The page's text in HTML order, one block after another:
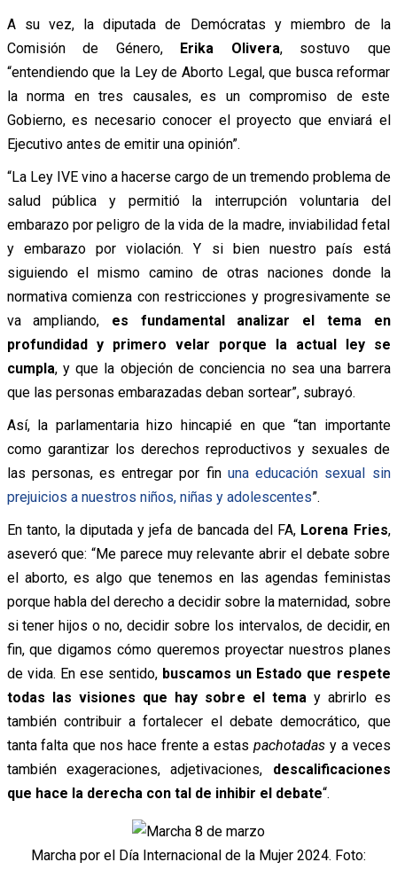
A su vez, la diputada de Demócratas y miembro de la
Comisión de Género, Erika Olivera, sostuvo que
“entendiendo que la Ley de Aborto Legal, que busca reformar
la norma en tres causales, es un compromiso de este
Gobierno, es necesario conocer el proyecto que enviará el
Ejecutivo antes de emitir una opinión”.
“La Ley IVE vino a hacerse cargo de un tremendo problema de
salud pública y permitió la interrupción voluntaria del
embarazo por peligro de la vida de la madre, inviabilidad fetal
y embarazo por violación. Y si bien nuestro país está
siguiendo el mismo camino de otras naciones donde la
normativa comienza con restricciones y progresivamente se
va ampliando, es fundamental analizar el tema en
profundidad y primero velar porque la actual ley se
cumpla, y que la objeción de conciencia no sea una barrera
que las personas embarazadas deban sortear”, subrayó.
Así, la parlamentaria hizo hincapié en que “tan importante
como garantizar los derechos reproductivos y sexuales de
las personas, es entregar por fin una educación sexual sin
prejuicios a nuestros niños, niñas y adolescentes”.
En tanto, la diputada y jefa de bancada del FA, Lorena Fries,
aseveró que: “Me parece muy relevante abrir el debate sobre
el aborto, es algo que tenemos en las agendas feministas
porque habla del derecho a decidir sobre la maternidad, sobre
si tener hijos o no, decidir sobre los intervalos, de decidir, en
fin, que digamos cómo queremos proyectar nuestros planes
de vida. En ese sentido,buscamos un Estado que respete
todas las visiones que hay sobre el temay abrirlo es
también contribuir a fortalecer el debate democrático, que
tanta falta que nos hace frente a estaspachotadas y a veces
también exageraciones, adjetivaciones, descalificaciones
que hace la derecha con tal de inhibir el debate“.
Marcha por el Día Internacional de la Mujer 2024. Foto: